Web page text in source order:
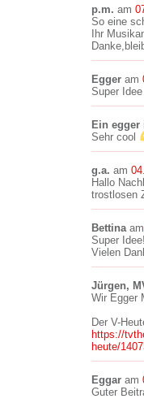
p.m. am
So eine
Ihr
Egger am
Super
Ein
Sehr cool
g.a. am
Hallo
trostlosen
Bettinaam
Super Idee!
Vielen
Jürgen,
Wir Egger
Der V-
https://
heute/
Eggar am
Guter